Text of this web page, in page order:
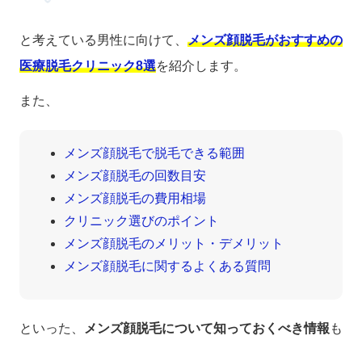
と考えている男性に向けて、 メンズ顔脱毛がおすすめの
医療脱毛クリニック8選を紹介します。
また、
メンズ顔脱毛で脱毛できる範囲
メンズ顔脱毛の回数目安
メンズ顔脱毛の費用相場
クリニック選びのポイント
メンズ顔脱毛のメリット・デメリット
メンズ顔脱毛に関するよくある質問
といった、 メンズ顔脱毛について知っておくべき情報 も